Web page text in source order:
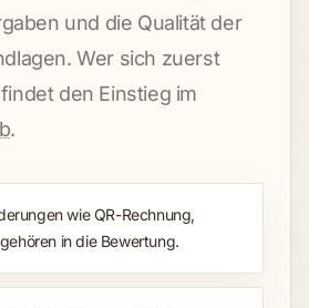
und die Qualität der
Wer sich zuerst
den Einstieg im
.
wie QR-Rechnung,
in die Bewertung.